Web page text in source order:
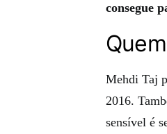
consegue
Mehdi Taj
2016.
sensível é